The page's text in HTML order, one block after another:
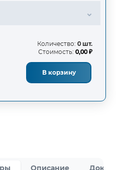
Количество: 0 шт.
Стоимость: 0,00 ₽
В корзину
Описание